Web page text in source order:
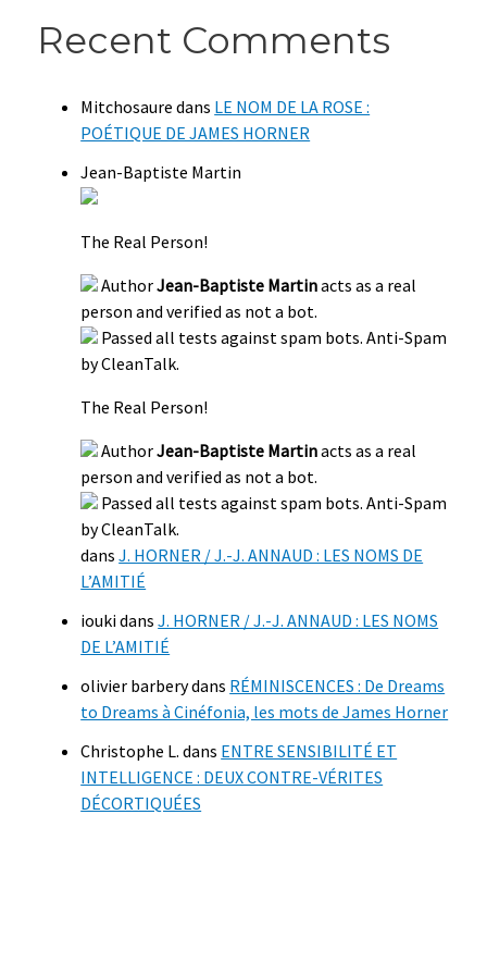
Recent Comments
Mitchosaure dans LE NOM DE LA ROSE :
POÉTIQUE DE JAMES HORNER
Jean-Baptiste Martin
The Real Person!
AuthorJean-Baptiste Martinacts as a real
person and verified as not a bot.
Passed all tests against spam bots. Anti-Spam
by CleanTalk.
The Real Person!
AuthorJean-Baptiste Martinacts as a real
person and verified as not a bot.
Passed all tests against spam bots. Anti-Spam
by CleanTalk.
dansJ. HORNER / J.-J. ANNAUD : LES NOMS DE
L’AMITIÉ
ioukidansJ. HORNER / J.-J. ANNAUD : LES NOMS
DE L’AMITIÉ
olivier barberydans RÉMINISCENCES : De Dreams
to Dreams à Cinéfonia, les mots de James Horner
Christophe L. dans ENTRE SENSIBILITÉ ET
INTELLIGENCE : DEUX CONTRE-VÉRITES
DÉCORTIQUÉES